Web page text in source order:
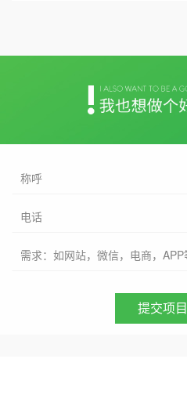
称呼
电话
需求：如网站，微信，电商，APP